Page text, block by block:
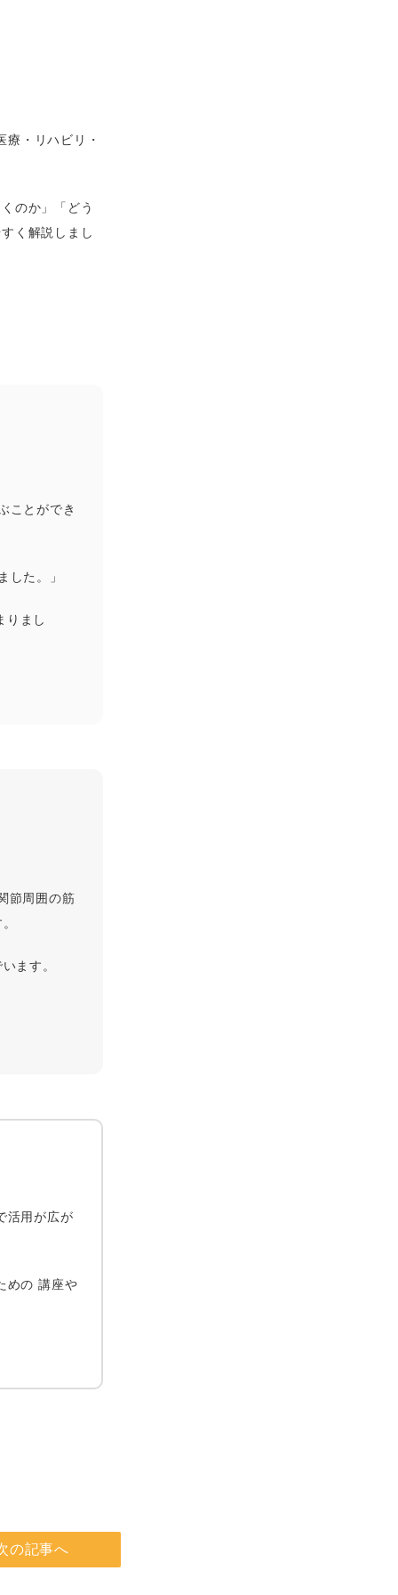
・リハビリ・
のか」「どう
く解説しまし
ことができ
した。」
りまし
節周囲の筋
ます。
活用が広が
めの 講座や
の記事へ